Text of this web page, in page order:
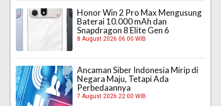
Honor Win 2 Pro Max Mengusung
Baterai 10.000 mAh dan
Snapdragon 8 Elite Gen 6
8 August 2026 06:00 WIB
Ancaman Siber Indonesia Mirip di
Negara Maju, Tetapi Ada
Perbedaannya
7 August 2026 22:00 WIB